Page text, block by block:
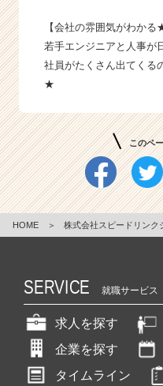
【会社の雰囲気がわかる
若手エンジニアと人事が
社員がたくさん出てくる
★
このペ
HOME ＞ 株式会社スピードリンク
SERVICE 就職サービス
求人を探す
企業を探す
タイムライン